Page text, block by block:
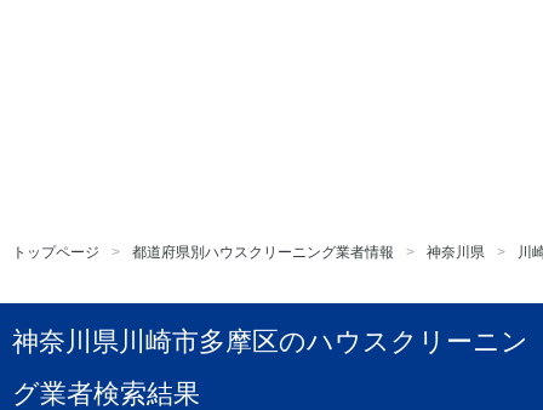
トップページ 都道府県別ハウスクリーニング業者情報 神奈川県 川
神奈川県川崎市多摩区のハウスクリーニン
グ業者検索結果